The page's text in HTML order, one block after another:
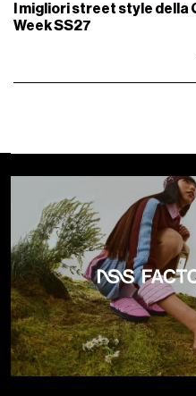
I migliori street style della
Week SS27